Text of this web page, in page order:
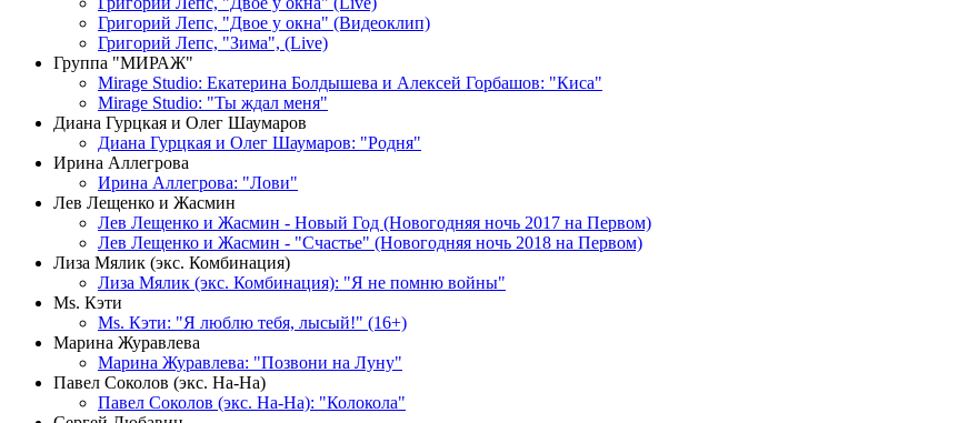
Григорий Лепс, "Двое у окна" (Видеоклип)
Григорий Лепс, "Зима", (Live)
Группа "МИРАЖ"
Mirage Studio: Екатерина Болдышева и Алексей Горбашов: "Киса"
Mirage Studio: "Ты ждал меня"
Диана Гурцкая и Олег Шаумаров
Диана Гурцкая и Олег Шаумаров: "Родня"
Ирина Аллегрова
Ирина Аллегрова: "Лови"
Лев Лещенко и Жасмин
Лев Лещенко и Жасмин - Новый Год (Новогодняя ночь 2017 на Первом)
Лев Лещенко и Жасмин - "Счастье" (Новогодняя ночь 2018 на Первом)
Лиза Мялик (экс. Комбинация)
Лиза Мялик (экс. Комбинация): "Я не помню войны"
Мs. Кэти
Ms. Кэти: "Я люблю тебя, лысый!" (16+)
Марина Журавлева
Марина Журавлева: "Позвони на Луну"
Павел Соколов (экс. На-На)
Павел Соколов (экс. На-На): "Колокола"